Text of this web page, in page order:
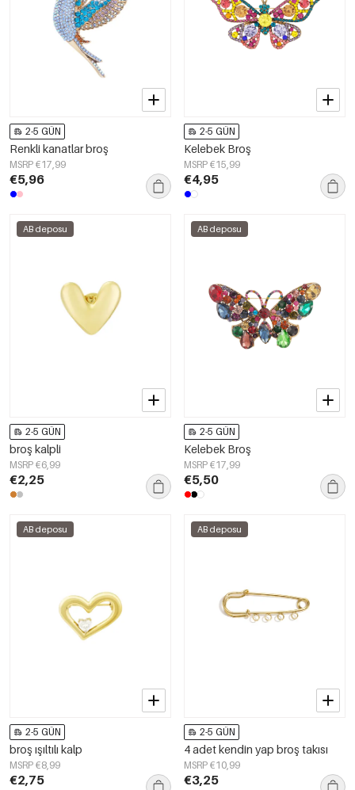
2-5 GÜN
Renkli kanatlar broş
MSRP €17,99
€5,96
2-5 GÜN
Kelebek Broş
MSRP €15,99
€4,95
AB deposu
2-5 GÜN
broş kalpli
MSRP €6,99
€2,25
AB deposu
2-5 GÜN
Kelebek Broş
MSRP €17,99
€5,50
AB deposu
2-5 GÜN
broş ışıltılı kalp
MSRP €8,99
€2,75
AB deposu
2-5 GÜN
4 adet kendin yap broş takısı
MSRP €10,99
€3,25